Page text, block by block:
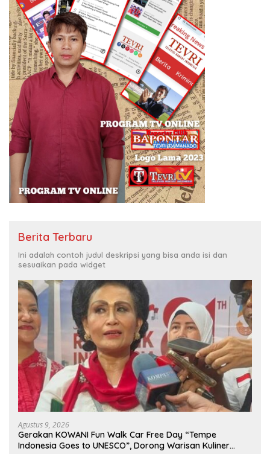
Berita Terbaru
Ini adalah contoh judul deskripsi yang bisa anda isi dan
sesuaikan pada widget
Agustus 9, 2026
Gerakan KOWANI Fun Walk Car Free Day “Tempe
Indonesia Goes to UNESCO”, Dorong Warisan Kuliner